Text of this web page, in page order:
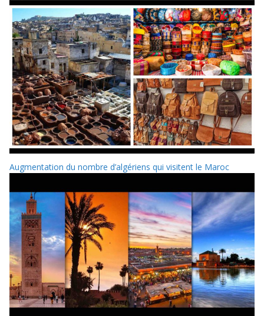
Augmentation du nombre d’algériens qui visitent le Maroc